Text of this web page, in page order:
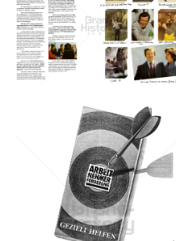
ÖVP -
Volkspartei
ÖVP -
Österreichische
Volkspartei
1980
Bild-ID: 68077
NÖ
Landesregierung